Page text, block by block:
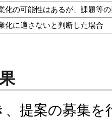
化の可能性はあるが、課題等
化に適さないと判断した場合
、提案の募集